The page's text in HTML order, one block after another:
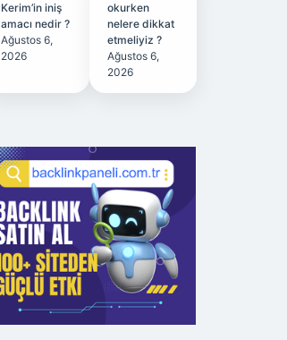
Kerim’in iniş
amacı nedir ?
Ağustos 6,
2026
okurken
nelere dikkat
etmeliyiz ?
Ağustos 6,
2026